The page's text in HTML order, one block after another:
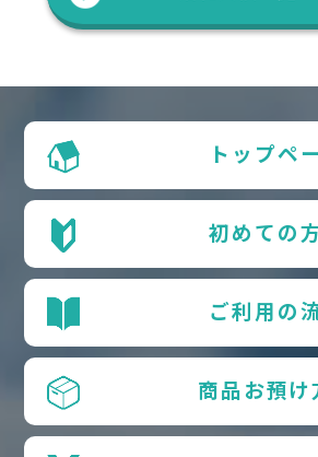
トップペ
初めての
ご利用の
商品お預け